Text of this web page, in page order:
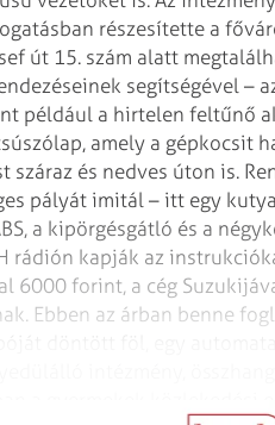
részesítette a
út 15. szám alatt
segítségével –
például a hirtelen feltűnő
amely a gépkocsit
száraz és nedves úton is.
pályát imitál – itt egy
a kipörgésgátló és a
rádión kapják az
6000 forint, a cég
Ebben az árban benne